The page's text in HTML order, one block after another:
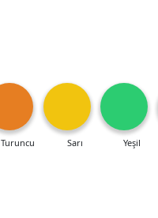
Turuncu Sarı Yeşil